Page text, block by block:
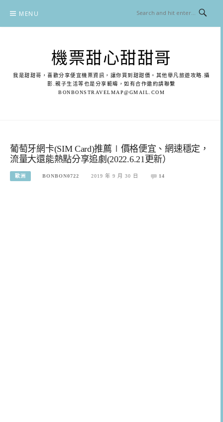
content
MENU
機票甜心甜甜哥
我是甜甜哥，喜歡分享便宜機票資訊，讓你買到甜甜價。其他舉凡旅遊攻略.攝
影.親子生活等也是分享範疇，如有合作邀約請聯繫
BONBONSTRAVELMAP@GMAIL.COM
葡萄牙網卡(SIM Card)推薦∣價格便宜、網速穩定，
流量大還能熱點分享追劇(2022.6.21更新）
歐洲 BONBON0722 2019 年 9 月 30 日 14